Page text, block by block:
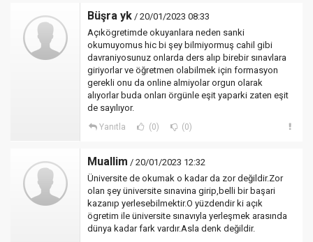
Büşra yk / 20/01/2023 08:33
Açıkögretimde okuyanlara neden sanki
okumuyomus hic bi şey bilmiyormuş cahil gibi
davraniyosunuz onlarda ders alıp birebir sınavlara
giriyorlar ve öğretmen olabilmek için formasyon
gerekli onu da online almiyolar orgun olarak
alıyorlar buda onları örgünle eşit yaparki zaten eşit
de sayılıyor.
Yanıtla (0) (0)
Muallim / 20/01/2023 12:32
Üniversite de okumak o kadar da zor değildir.Zor
olan şey üniversite sınavina girip,belli bir başari
kazanıp yerlesebilmektir.O yüzdendir ki açık
ögretim ile üniversite sınavıyla yerleşmek arasında
dünya kadar fark vardır.Asla denk değildir.